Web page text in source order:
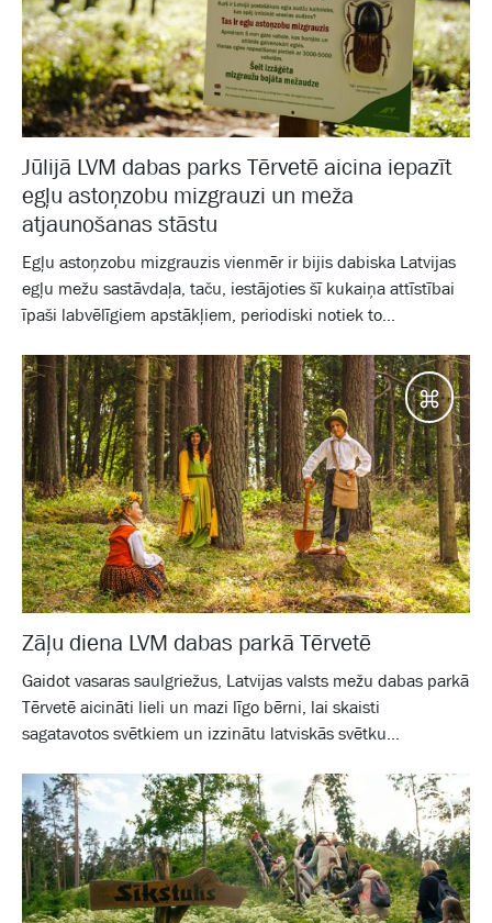
Jūlijā LVM dabas parks Tērvetē aicina iepazīt
egļu astoņzobu mizgrauzi un meža
atjaunošanas stāstu
Egļu astoņzobu mizgrauzis vienmēr ir bijis dabiska Latvijas
egļu mežu sastāvdaļa, taču, iestājoties šī kukaiņa attīstībai
īpaši labvēlīgiem apstākļiem, periodiski notiek to...
Zāļu diena LVM dabas parkā Tērvetē
Gaidot vasaras saulgriežus, Latvijas valsts mežu dabas parkā
Tērvetē aicināti lieli un mazi līgo bērni, lai skaisti
sagatavotos svētkiem un izzinātu latviskās svētku...